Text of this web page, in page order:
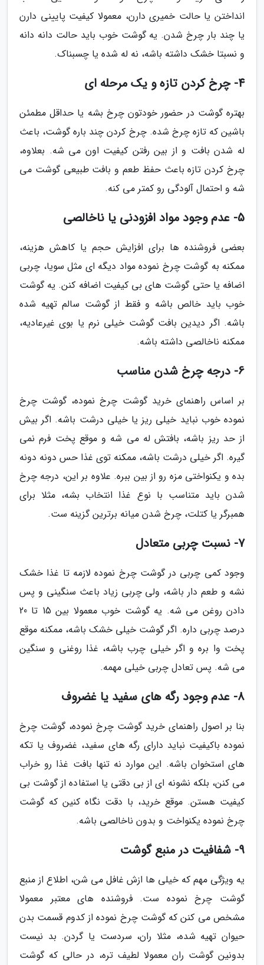
انداختن یا حالت خمیری دارن، معمولا کیفیت پایینی دارن
یا چند بار چرخ شدن. یه گوشت خوب باید حالت دانه دانه
و نسبتا خشک داشته باشه، نه له شده یا چسبناک.
4- چرخ کردن تازه و یک مرحله ای
بهتره گوشت در حضور خودتون چرخ بشه یا حداقل مطمئن
باشین که تازه چرخ شده. چرخ کردن چند باره گوشت، باعث
له شدن بافت و از بین رفتن کیفیت اون می شه. بعلاوه،
چرخ کردن تازه باعث حفظ طعم و بافت طبیعی گوشت می
شه و احتمال آلودگی رو کمتر می کنه.
5- عدم وجود مواد افزودنی یا ناخالصی
بعضی فروشنده ها برای افزایش حجم یا کاهش هزینه،
ممکنه به گوشت چرخ نموده مواد دیگه ای مثل سویا، چربی
اضافه یا حتی گوشت های بی کیفیت اضافه کنن. یه گوشت
خوب باید خالص باشه و فقط از گوشت سالم تهیه شده
باشه. اگر دیدین بافت گوشت خیلی نرم یا بوی غیرعادیه،
ممکنه ناخالصی داشته باشه.
6- درجه چرخ شدن مناسب
بر اساس راهنمای خرید گوشت چرخ نموده، گوشت چرخ
نموده خوب نباید خیلی ریز یا خیلی درشت باشه. اگر بیش
از حد ریز باشه، بافتش له می شه و موقع پخت فرم نمی
گیره. اگر خیلی درشت باشه، ممکنه توی غذا حس دونه دونه
بده و یکنواختی مزه رو از بین ببره. علاوه بر این، درجه چرخ
شدن باید متناسب با نوع غذا انتخاب بشه، مثلا برای
همبرگر یا کتلت، چرخ شدن میانه برترین گزینه ست.
7- نسبت چربی متعادل
وجود کمی چربی در گوشت چرخ نموده لازمه تا غذا خشک
نشه و طعم دار باشه، ولی چربی زیاد باعث سنگینی و پس
دادن روغن می شه. یه گوشت خوب معمولا بین 15 تا 20
درصد چربی داره. اگر گوشت خیلی خشک باشه، ممکنه موقع
پخت وا بره و اگر خیلی چرب باشه، غذا روغنی و سنگین
می شه. پس تعادل چربی خیلی مهمه.
8- عدم وجود رگه های سفید یا غضروف
بنا بر اصول راهنمای خرید گوشت چرخ نموده، گوشت چرخ
نموده باکیفیت نباید دارای رگه های سفید، غضروف یا تکه
های استخوان باشه. این موارد نه تنها بافت غذا رو خراب
می کنن، بلکه نشونه ای از بی دقتی یا استفاده از گوشت بی
کیفیت هستن. موقع خرید، با دقت نگاه کنین که گوشت
چرخ نموده یکنواخت و بدون ناخالصی باشه.
9- شفافیت در منبع گوشت
یه ویژگی مهم که خیلی ها ازش غافل می شن، اطلاع از منبع
گوشت چرخ نموده ست. فروشنده های معتبر معمولا
مشخص می کنن که گوشت چرخ نموده از کدوم قسمت بدن
حیوان تهیه شده، مثلا ران، سردست یا گردن. بد نیست
بدونین گوشت ران معمولا لطیف تره، در حالی که گوشت